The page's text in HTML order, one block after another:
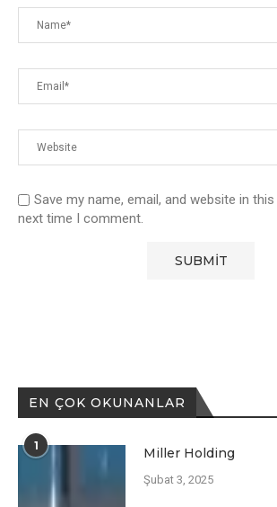
Save my name, email, and website in
next time I comment.
EN ÇOK OKUNANLAR
1 Miller Holding
Şubat 3, 2025